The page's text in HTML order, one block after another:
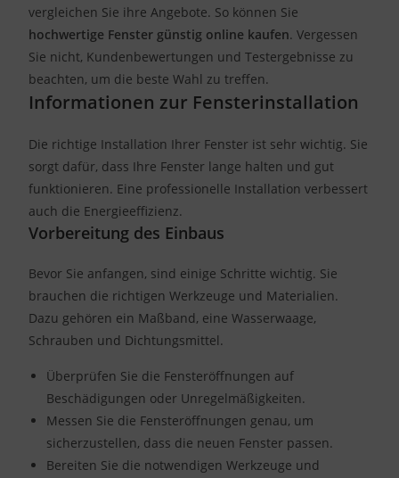
vergleichen Sie ihre Angebote. So können Sie
hochwertige Fenster günstig online kaufen. Vergessen
Sie nicht, Kundenbewertungen und Testergebnisse zu
beachten, um die beste Wahl zu treffen.
Informationen zur Fensterinstallation
Die richtige Installation Ihrer Fenster ist sehr wichtig. Sie
sorgt dafür, dass Ihre Fenster lange halten und gut
funktionieren. Eine professionelle Installation verbessert
auch die Energieeffizienz.
Vorbereitung des Einbaus
Bevor Sie anfangen, sind einige Schritte wichtig. Sie
brauchen die richtigen Werkzeuge und Materialien.
Dazu gehören ein Maßband, eine Wasserwaage,
Schrauben und Dichtungsmittel.
Überprüfen Sie die Fensteröffnungen auf
Beschädigungen oder Unregelmäßigkeiten.
Messen Sie die Fensteröffnungen genau, um
sicherzustellen, dass die neuen Fenster passen.
Bereiten Sie die notwendigen Werkzeuge und